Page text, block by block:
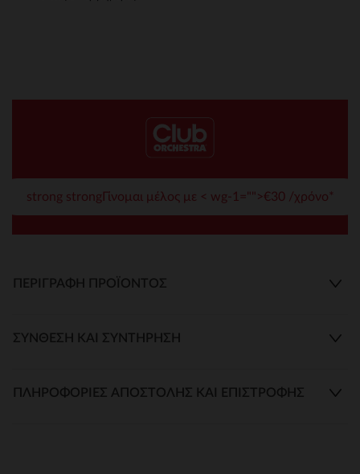
strong strongΓίνομαι μέλος με < wg-1="">€30 /χρόνο*
ΠΕΡΙΓΡΑΦΉ ΠΡΟΪΌΝΤΟΣ
ΣΎΝΘΕΣΗ ΚΑΙ ΣΥΝΤΉΡΗΣΗ
ΠΛΗΡΟΦΟΡΊΕΣ ΑΠΟΣΤΟΛΉΣ ΚΑΙ ΕΠΙΣΤΡΟΦΉΣ